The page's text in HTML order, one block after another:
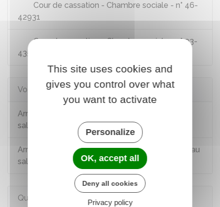
Cour de cassation - Chambre sociale - n° 46-
42931
Cour de cassation - Chambre sociale - n° 93-
43581
Voir aussi
Arrêt maladie : démarches à effectuer par le
salarié
Arrêt maladie : indemnités journalières versées au
salarié
Questions ? Réponses !
This site uses cookies and
gives you control over what
you want to activate
Personalize
OK, accept all
Deny all cookies
Privacy policy